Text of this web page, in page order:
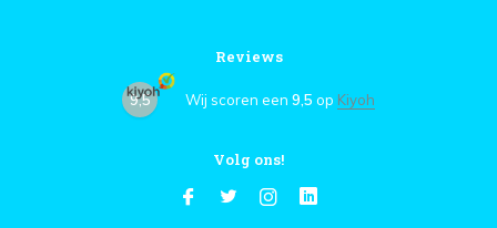
Reviews
9,5 Wij scoren een 9,5 op Kiyoh
Volg ons!